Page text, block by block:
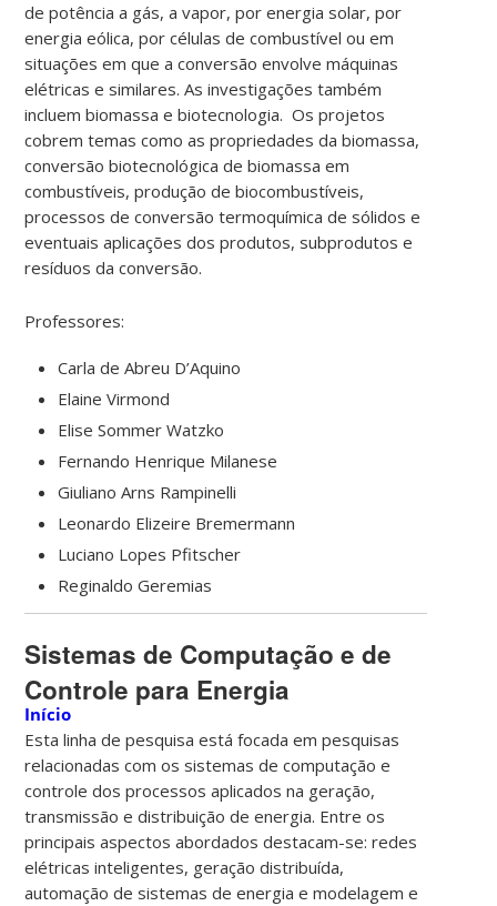
de potência a gás, a vapor, por energia solar, por
energia eólica, por células de combustível ou em
situações em que a conversão envolve máquinas
elétricas e similares. As investigações também
incluem biomassa e biotecnologia. Os projetos
cobrem temas como as propriedades da biomassa,
conversão biotecnológica de biomassa em
combustíveis, produção de biocombustíveis,
processos de conversão termoquímica de sólidos e
eventuais aplicações dos produtos, subprodutos e
resíduos da conversão.
Professores:
Carla de Abreu D’Aquino
Elaine Virmond
Elise Sommer Watzko
Fernando Henrique Milanese
Giuliano Arns Rampinelli
Leonardo Elizeire Bremermann
Luciano Lopes Pfitscher
Reginaldo Geremias
Sistemas de Computação e de
Controle para Energia
Início
Esta linha de pesquisa está focada em pesquisas
relacionadas com os sistemas de computação e
controle dos processos aplicados na geração,
transmissão e distribuição de energia. Entre os
principais aspectos abordados destacam-se: redes
elétricas inteligentes, geração distribuída,
automação de sistemas de energia e modelagem e